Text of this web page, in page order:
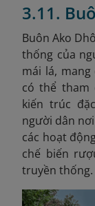
3.11.
Buôn Ako
thống của
mái lá,
có thể tham
kiến trúc
người dân
các hoạt
chế biến
truyền thống.